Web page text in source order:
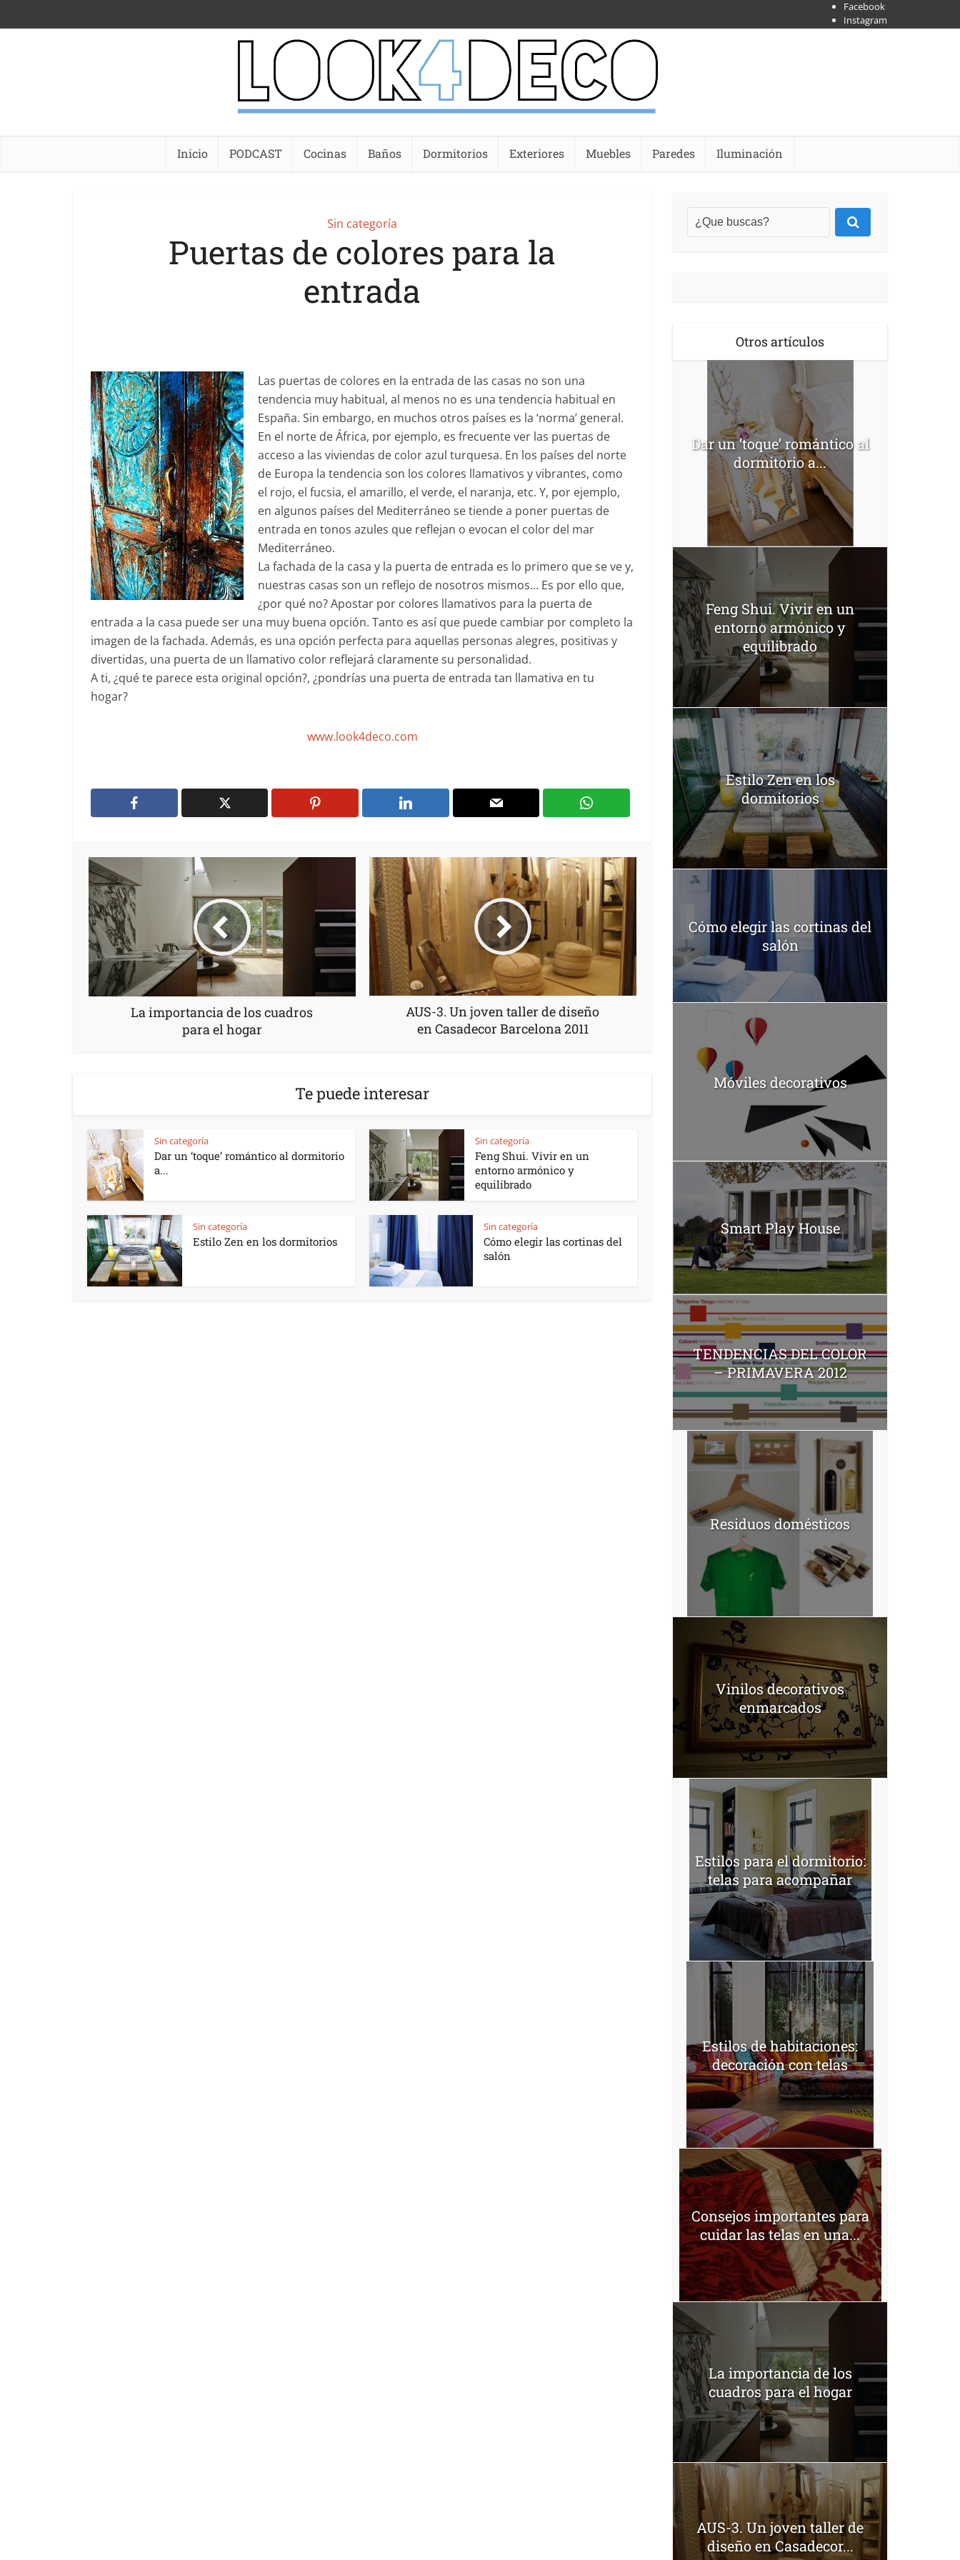
Facebook
Instagram
Inicio PODCAST Cocinas Baños Dormitorios Exteriores Muebles Paredes Iluminación
Sin categoría
Puertas de colores para la
entrada
Las puertas de colores en la entrada de las casas no son una
tendencia muy habitual, al menos no es una tendencia habitual en
España. Sin embargo, en muchos otros países es la ‘norma’ general.
En el norte de África, por ejemplo, es frecuente ver las puertas de
acceso a las viviendas de color azul turquesa. En los países del norte
de Europa la tendencia son los colores llamativos y vibrantes, como
el rojo, el fucsia, el amarillo, el verde, el naranja, etc. Y, por ejemplo,
en algunos países del Mediterráneo se tiende a poner puertas de
entrada en tonos azules que reflejan o evocan el color del mar
Mediterráneo.
La fachada de la casa y la puerta de entrada es lo primero que se ve y,
nuestras casas son un reflejo de nosotros mismos… Es por ello que,
¿por qué no? Apostar por colores llamativos para la puerta de
entrada a la casa puede ser una muy buena opción. Tanto es así que puede cambiar por completo la
imagen de la fachada. Además, es una opción perfecta para aquellas personas alegres, positivas y
divertidas, una puerta de un llamativo color reflejará claramente su personalidad.
A ti, ¿qué te parece esta original opción?, ¿pondrías una puerta de entrada tan llamativa en tu
hogar?
www.look4deco.com
La importancia de los cuadros
para el hogar
AUS-3. Un joven taller de diseño
en Casadecor Barcelona 2011
Te puede interesar
Sin categoría
Dar un ‘toque’ romántico al dormitorio
a...
Sin categoría
Feng Shui. Vivir en un
entorno armónico y
equilibrado
Sin categoría
Estilo Zen en los dormitorios
Sin categoría
Cómo elegir las cortinas del
salón
Otros artículos
Dar un ‘toque’ romántico al
dormitorio a...
Feng Shui. Vivir en un
entorno armónico y
equilibrado
Estilo Zen en los
dormitorios
Cómo elegir las cortinas del
salón
Móviles decorativos
Smart Play House
TENDENCIAS DEL COLOR
– PRIMAVERA 2012
Residuos domésticos
Vinilos decorativos
enmarcados
Estilos para el dormitorio:
telas para acompañar
Estilos de habitaciones:
decoración con telas
Consejos importantes para
cuidar las telas en una...
La importancia de los
cuadros para el hogar
AUS-3. Un joven taller de
diseño en Casadecor...